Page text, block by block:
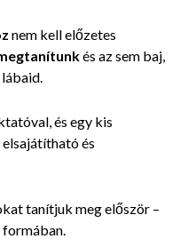
nem kell előzetes
és az sem baj,
és egy kis
elsajátítható és
tanítjuk meg először –